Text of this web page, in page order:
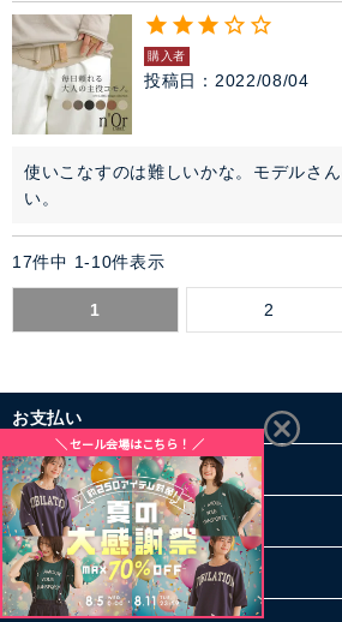
購入者
投稿日 2022/08/04
使いこなすのは難しいかな。モデルさ
い。
17件中 1-10件表示
1 2
お支払い
配送・送料
お買い物について
その他